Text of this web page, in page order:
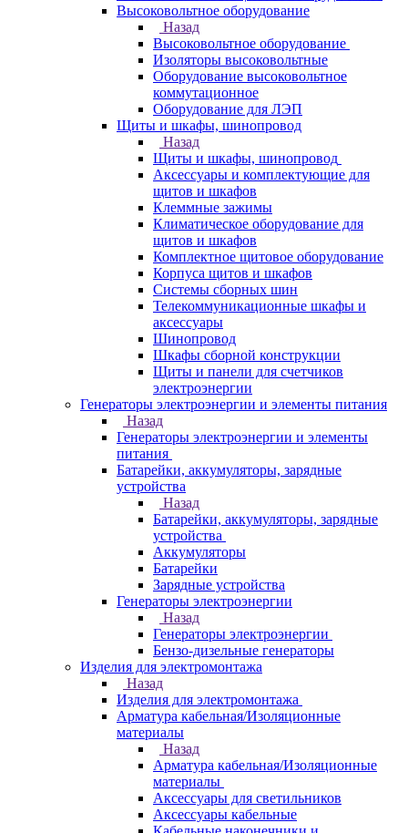
Высоковольтное оборудование
Назад
Высоковольтное оборудование
Изоляторы высоковольтные
Оборудование высоковольтное
коммутационное
Оборудование для ЛЭП
Щиты и шкафы, шинопровод
Назад
Щиты и шкафы, шинопровод
Аксессуары и комплектующие для
щитов и шкафов
Клеммные зажимы
Климатическое оборудование для
щитов и шкафов
Комплектное щитовое оборудование
Корпуса щитов и шкафов
Системы сборных шин
Телекоммуникационные шкафы и
аксессуары
Шинопровод
Шкафы сборной конструкции
Щиты и панели для счетчиков
электроэнергии
Генераторы электроэнергии и элементы питания
Назад
Генераторы электроэнергии и элементы
питания
Батарейки, аккумуляторы, зарядные
устройства
Назад
Батарейки, аккумуляторы, зарядные
устройства
Аккумуляторы
Батарейки
Зарядные устройства
Генераторы электроэнергии
Назад
Генераторы электроэнергии
Бензо-дизельные генераторы
Изделия для электромонтажа
Назад
Изделия для электромонтажа
Арматура кабельная/Изоляционные
материалы
Назад
Арматура кабельная/Изоляционные
материалы
Аксессуары для светильников
Аксессуары кабельные